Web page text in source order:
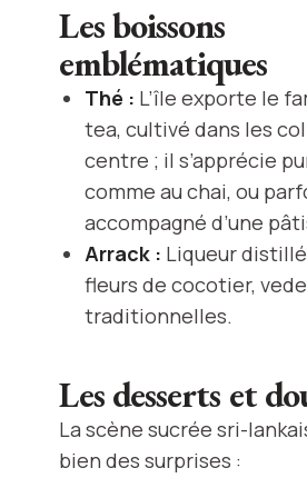
Les boissons
emblématiques
Thé : L’île exporte le
tea, cultivé dans les
centre ; il s’apprécie
comme au chai, ou
accompagné d’une
Arrack : Liqueur
fleurs de cocotier,
traditionnelles.
Les desserts et
La scène sucrée sri-
bien des surprises :